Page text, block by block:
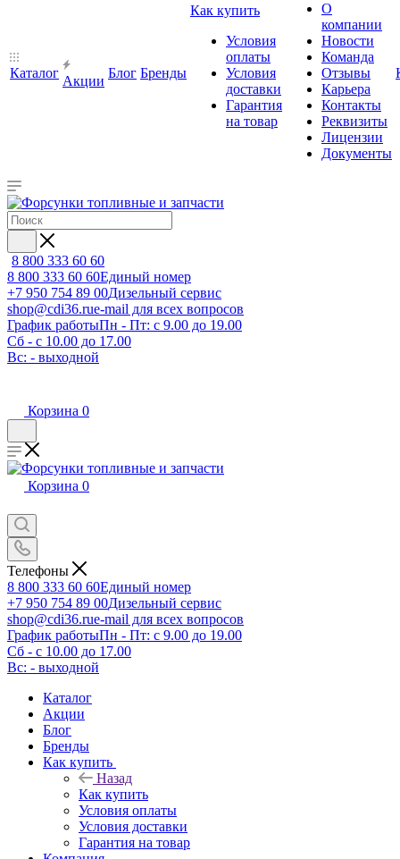
Каталог
Акции
Блог Бренды
Как купить
Условия
оплаты
Условия
доставки
Гарантия
на товар
О
компании
Новости
Команда
Отзывы
Карьера
Контакты
Реквизиты
Лицензии
Документы
8 800 333 60 60
8 800 333 60 60Единый номер
+7 950 754 89 00Дизельный сервис
shop@cdi36.rue-mail для всех вопросов
График работыПн - Пт: с 9.00 до 19.00
Сб - с 10.00 до 17.00
Вс: - выходной
Корзина 0
Корзина 0
Телефоны
8 800 333 60 60Единый номер
+7 950 754 89 00Дизельный сервис
shop@cdi36.rue-mail для всех вопросов
График работыПн - Пт: с 9.00 до 19.00
Сб - с 10.00 до 17.00
Вс: - выходной
Каталог
Акции
Блог
Бренды
Как купить
Назад
Как купить
Условия оплаты
Условия доставки
Гарантия на товар